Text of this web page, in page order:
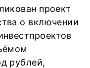
проект
о включении
рублей,